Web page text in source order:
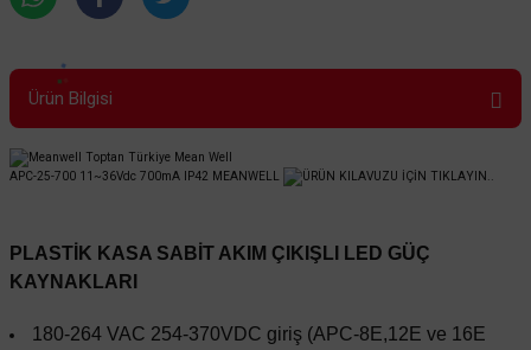
Ürün Bilgisi
APC-25-700 11~36Vdc 700mA IP42 MEANWELL ÜRÜN KILAVUZU İÇİN TIKLAYIN..
PLASTİK KASA SABİT AKIM ÇIKIŞLI LED GÜÇ
KAYNAKLARI
180-264 VAC 254-370VDC giriş (APC-8E,12E ve 16E